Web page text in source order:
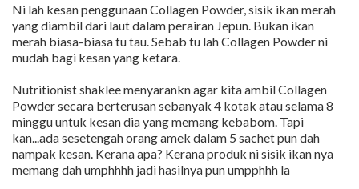
Ni lah kesan penggunaan Collagen Powder, sisik ikan merah
yang diambil dari laut dalam perairan Jepun. Bukan ikan
merah biasa-biasa tu tau. Sebab tu lah Collagen Powder ni
mudah bagi kesan yang ketara.
Nutritionist shaklee menyarankn agar kita ambil Collagen
Powder secara berterusan sebanyak 4 kotak atau selama 8
minggu untuk kesan dia yang memang kebabom. Tapi
kan...ada sesetengah orang amek dalam 5 sachet pun dah
nampak kesan. Kerana apa? Kerana produk ni sisik ikan nya
memang dah umphhhh jadi hasilnya pun umpphhh la